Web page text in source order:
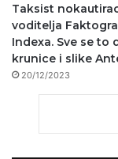
Taksist
voditelja
Indexa. Sve se to
krunice i slike
20/12/2023